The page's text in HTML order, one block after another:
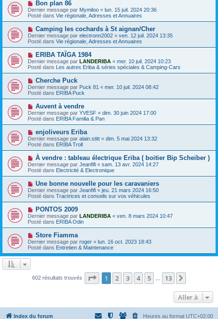
s
a
g
e
a
u
m
e
s
s
a
g
e
N
o
u
v
a
u
m
e
s
a
g
e
Bon plan 86
Dernier message par Mymiloo « lun. 15 juil. 2024 20:36
Posté dans Vie régionale, Adresses et Annuaires
N
o
u
v
e
a
u
m
e
s
s
a
g
Camping les cochards à St aignan/Cher
Dernier message par electronn2002 « ven. 12 juil. 2024 13:35
Posté dans Vie régionale, Adresses et Annuaires
N
o
u
v
a
u
m
e
s
s
a
g
ERIBA TAÏGA 1984
Dernier message par LANDERIBA « mer. 10 juil. 2024 10:23
Posté dans Les autres Eriba & séries spéciales & Camping-Cars
N
o
u
v
a
u
m
e
s
s
a
g
Cherche Puck
Dernier message par Puck 81 « mer. 10 juil. 2024 08:42
Posté dans ERIBA Puck
N
o
u
v
a
u
m
e
s
s
a
g
e
Auvent à vendre
Dernier message par YVESF « dim. 30 juin 2024 17:00
Posté dans ERIBA Familia & Pan
N
o
u
v
a
u
m
e
s
s
a
g
e
enjoliveurs Eriba
Dernier message par alain.stitt « dim. 5 mai 2024 13:32
Posté dans ERIBA Troll
N
o
u
v
e
a
u
m
e
s
a
g
e
À vendre : tableau électrique Eriba ( boitier Bip Scheiber )
Dernier message par Jeanfifi « sam. 13 avr. 2024 14:27
Posté dans Electricité & Electronique
N
o
u
v
e
a
u
m
e
s
s
a
g
e
Une bonne nouvelle pour les caravaniers
Dernier message par Jeanfifi « jeu. 21 mars 2024 16:50
Posté dans Tractrices et conseils sur vos véhicules
N
o
u
v
e
a
u
m
e
g
PONTOS 2009
Dernier message par LANDERIBA « ven. 8 mars 2024 10:47
Posté dans ERIBA Odin
N
o
u
v
e
m
e
Store Fiamma
Dernier message par roger « lun. 16 oct. 2023 18:43
Posté dans Entretien & Maintenance
602 résultats trouvés Page 1sur13
1 2 3 4 5 13
Aller à
Index du forum Heures au format UTC+02:00